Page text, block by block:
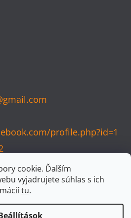
cookie. Ďalším
vyjadrujete súhlas s ich
tu.
gmail.com
profile.php?id=1